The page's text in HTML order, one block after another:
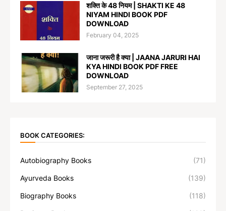
शक्ति के 48 नियम | SHAKTI KE 48
NIYAM HINDI BOOK PDF
DOWNLOAD
February 04, 2025
जाना जरूरी है क्या | JAANA JARURI HAI
KYA HINDI BOOK PDF FREE
DOWNLOAD
September 27, 2025
BOOK CATEGORIES:
Autobiography Books (71)
Ayurveda Books (139)
Biography Books (118)